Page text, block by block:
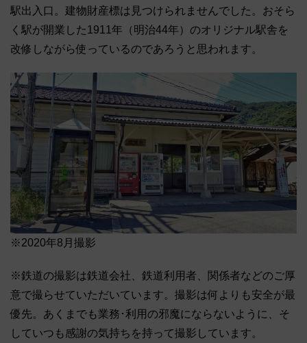
駅出入口。建物財産標は見つけられませんでした。おそら
く駅が開業した1911年（明治44年）のオリジナル駅舎を
改修しながら使っているのであろうと思われます。
※2020年8月撮影
※鉄道の撮影は鉄道会社、鉄道利用者、関係者などのご厚
意で撮らせていただいています。撮影は何よりも安全が最
優先。あくまでも業務･利用の邪魔にならないように、そ
していつも感謝の気持ちを持って撮影しています。